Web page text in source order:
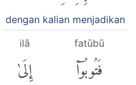
dengan kalian menjadikan
fatūbū
فَتُوبُوٓا۟
ilā
إِلَىٰ